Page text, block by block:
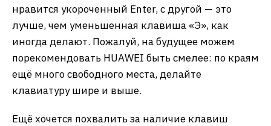
нравится укороченный Enter, с другой — это
лучше, чем уменьшенная клавиша «Э», как
иногда делают. Пожалуй, на будущее можем
порекомендовать HUAWEI быть смелее: по краям
ещё много свободного места, делайте
клавиатуру шире и выше.
Ещё хочется похвалить за наличие клавиш